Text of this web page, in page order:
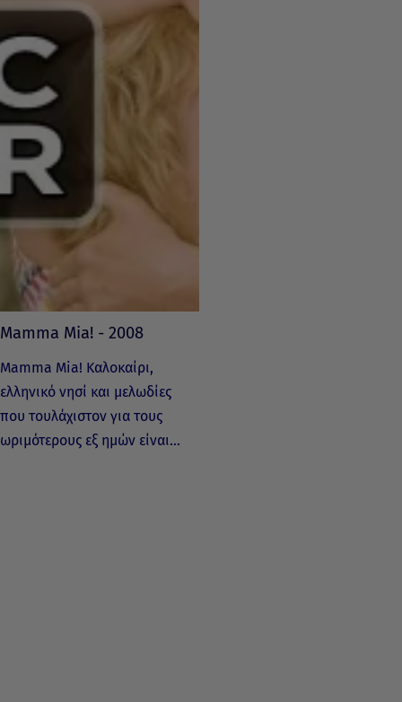
Mamma Mia! - 2008
Mamma Mia! Καλοκαίρι,
ελληνικό νησί και μελωδίες
που τουλάχιστον για τους
ωριμότερους εξ ημών είναι…